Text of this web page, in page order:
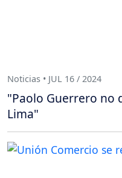
Noticias • JUL 16 / 2024
"Paolo Guerrero no
Lima"